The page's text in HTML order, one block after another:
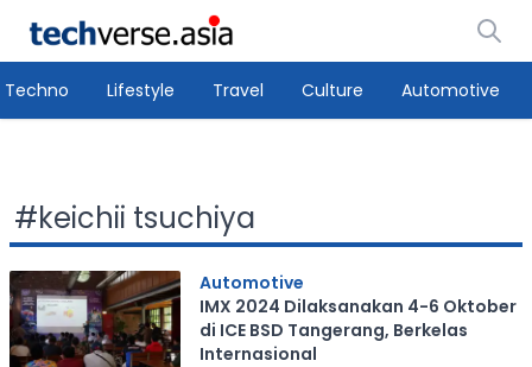
Techno Lifestyle Travel Culture Automotive
#keichii tsuchiya
Automotive
IMX 2024 Dilaksanakan 4-6 Oktober
di ICE BSD Tangerang, Berkelas
Internasional